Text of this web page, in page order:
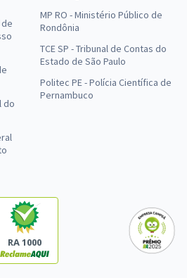
de
do
MP RO - Ministério Público de
Rondônia
TCE SP - Tribunal de Contas do
Estado de São Paulo
Politec PE - Polícia Científica de
Pernambuco
RA 1000